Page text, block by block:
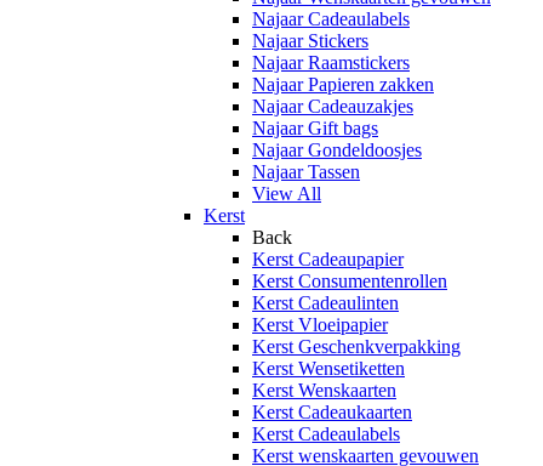
Najaar Cadeaulabels
Najaar Stickers
Najaar Raamstickers
Najaar Papieren zakken
Najaar Cadeauzakjes
Najaar Gift bags
Najaar Gondeldoosjes
Najaar Tassen
View All
Kerst
Back
Kerst Cadeaupapier
Kerst Consumentenrollen
Kerst Cadeaulinten
Kerst Vloeipapier
Kerst Geschenkverpakking
Kerst Wensetiketten
Kerst Wenskaarten
Kerst Cadeaukaarten
Kerst Cadeaulabels
Kerst wenskaarten gevouwen